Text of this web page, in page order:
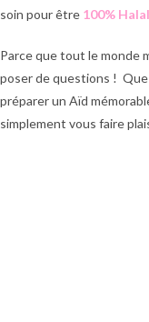
soin pour être 100%
Parce que tout le monde
poser de questions !
préparer un Aïd
simplement vous faire